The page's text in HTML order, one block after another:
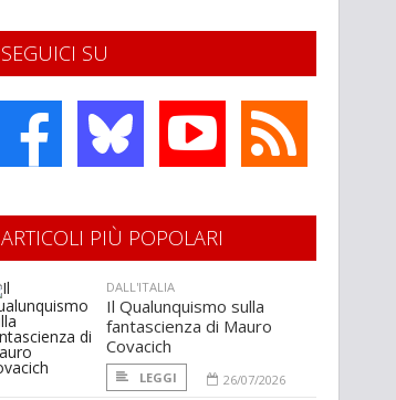
SEGUICI SU
ARTICOLI PIÙ POPOLARI
DALL'ITALIA
Il Qualunquismo sulla
fantascienza di Mauro
Covacich
LEGGI
26/07/2026